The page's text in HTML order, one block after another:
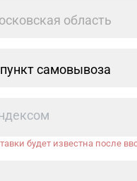
область
самовывоза
будет известна после